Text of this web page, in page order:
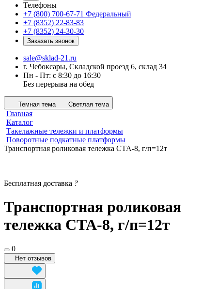
Телефоны
+7 (800) 700-67-71 Федеральный
+7 (8352) 22-83-83
+7 (8352) 24-30-30
Заказать звонок
sale@sklad-21.ru
г. Чебоксары, Складской проезд 6, склад 34
Пн - Пт: с 8:30 до 16:30
Без перерыва на обед
Темная тема Светлая тема
Главная
Каталог
Такелажные тележки и платформы
Поворотные подкатные платформы
Транспортная роликовая тележка CTA-8, г/п=12т
Бесплатная доставка ?
Транспортная роликовая
тележка CTA-8, г/п=12т
0
Нет отзывов